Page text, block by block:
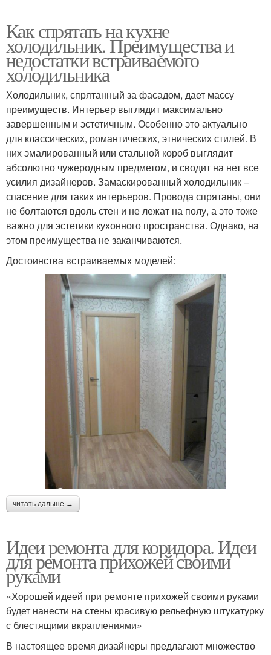
Как спрятать на кухне
холодильник. Преимущества и
недостатки встраиваемого
холодильника
Холодильник, спрятанный за фасадом, дает массу
преимуществ. Интерьер выглядит максимально
завершенным и эстетичным. Особенно это актуально
для классических, романтических, этнических стилей. В
них эмалированный или стальной короб выглядит
абсолютно чужеродным предметом, и сводит на нет все
усилия дизайнеров. Замаскированный холодильник –
спасение для таких интерьеров. Провода спрятаны, они
не болтаются вдоль стен и не лежат на полу, а это тоже
важно для эстетики кухонного пространства. Однако, на
этом преимущества не заканчиваются.
Достоинства встраиваемых моделей:
читать дальше →
Идеи ремонта для коридора. Идеи
для ремонта прихожей своими
руками
«Хорошей идеей при ремонте прихожей своими руками
будет нанести на стены красивую рельефную штукатурку
с блестящими вкраплениями»
В настоящее время дизайнеры предлагают множество